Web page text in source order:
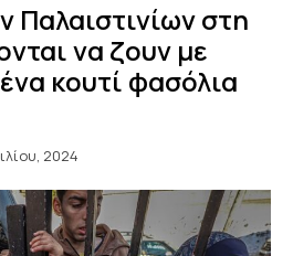
Παλαιστινίων στη
να ζουν με
κουτί φασόλια
2024